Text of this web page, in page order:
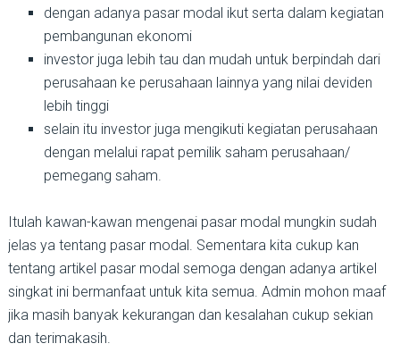
dengan adanya pasar modal ikut serta dalam kegiatan
pembangunan ekonomi
investor juga lebih tau dan mudah untuk berpindah dari
perusahaan ke perusahaan lainnya yang nilai deviden
lebih tinggi
selain itu investor juga mengikuti kegiatan perusahaan
dengan melalui rapat pemilik saham perusahaan/
pemegang saham.
Itulah kawan-kawan mengenai pasar modal mungkin sudah
jelas ya tentang pasar modal. Sementara kita cukup kan
tentang artikel pasar modal semoga dengan adanya artikel
singkat ini bermanfaat untuk kita semua. Admin mohon maaf
jika masih banyak kekurangan dan kesalahan cukup sekian
dan terimakasih.